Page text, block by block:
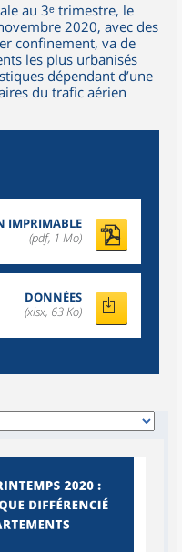
au 3ᵉ trimestre, le
2020, avec des
confinement, va de
les plus urbanisés
dépendant d’une
du trafic aérien
IMPRIMABLE
(pdf, 1 Mo)
DONNÉES
(xlsx, 63 Ko)